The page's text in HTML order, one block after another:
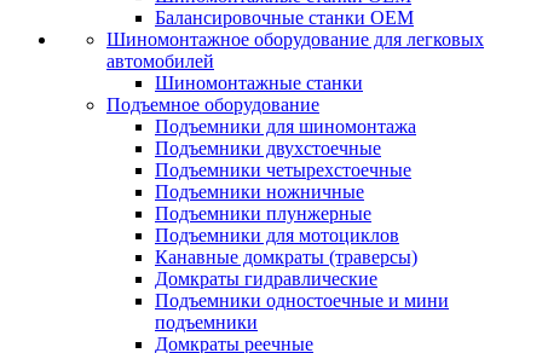
Балансировочные станки ОЕМ
Шиномонтажное оборудование для легковых
автомобилей
Шиномонтажные станки
Подъемное оборудование
Подъемники для шиномонтажа
Подъемники двухстоечные
Подъемники четырехстоечные
Подъемники ножничные
Подъемники плунжерные
Подъемники для мотоциклов
Канавные домкраты (траверсы)
Домкраты гидравлические
Подъемники одностоечные и мини
подъемники
Домкраты реечные